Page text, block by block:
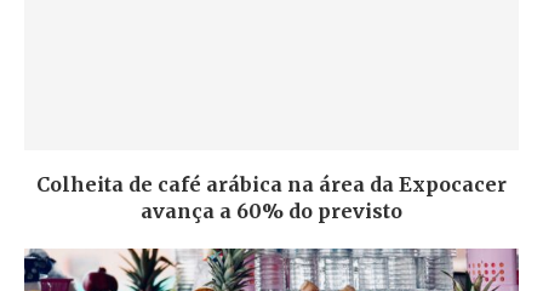
Colheita de café arábica na área da Expocacer
avança a 60% do previsto